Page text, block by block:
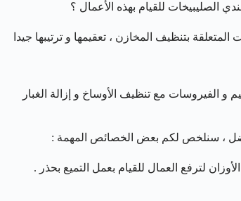
للقيام بهذه الأعمال ؟
بتنظيف المخازن ، تعقيمها و ترتيبها جيدا
مع تنظيف الأوساخ و إزالة الغبار
، سنلخص لكم بعض الخصائص المهمة :
لترفع العمال للقيام بعمل التميع بحذر .